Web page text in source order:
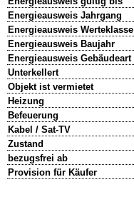
Energieausweis Jahrgang
Energieausweis Werteklasse
Energieausweis Baujahr
Energieausweis Gebäudeart
Unterkellert
Objekt ist vermietet
Heizung
Befeuerung
Kabel / Sat-TV
Zustand
bezugsfrei ab
Provision für Käufer